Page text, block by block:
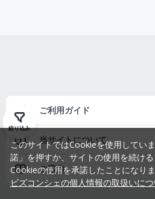
絞り込み
ご利用ガイド
当サイトについて
ご案内
このサイトではCookieを使用してい
諾」を押すか、サイトの使用を続け
Cookieの使用を承諾したことになりま
ビズコンシェの個人情報の取扱いに